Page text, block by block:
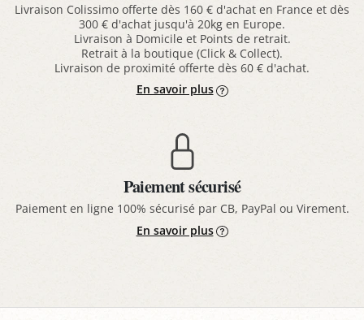
Livraison Colissimo offerte dès 160 € d'achat en France et dès
300 € d'achat jusqu'à 20kg en Europe.
Livraison à Domicile et Points de retrait.
Retrait à la boutique (Click & Collect).
Livraison de proximité offerte dès 60 € d'achat.
En savoir plus
Paiement sécurisé
Paiement en ligne 100% sécurisé par CB, PayPal ou Virement.
En savoir plus